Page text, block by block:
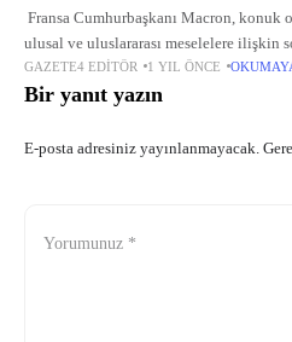
Fransa Cumhurbaşkanı Macron, konuk
ulusal ve uluslararası meselelere ilişkin
cumhurbaşkanının, Gazze'de yaşananın
cevap veremeyeceğini savunan Macron,
GAZETE4 EDITÖR 1 YIL ÖNCE
Bir yanıt yazın
E-posta adresiniz yayınlanmayacak.